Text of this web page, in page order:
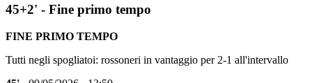
45+2' - Fine primo tempo
FINE PRIMO TEMPO
Tutti negli spogliatoi: rossoneri in vantaggio per 2-1 all'intervallo